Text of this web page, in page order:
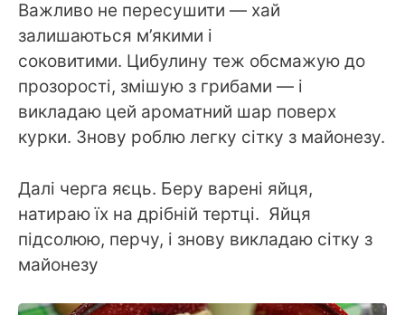
Важливо не пересушити — хай
залишаються м’якими і
соковитими. Цибулину теж обсмажую до
прозорості, змішую з грибами — і
викладаю цей ароматний шар поверх
курки. Знову роблю легку сітку з майонезу.
Далі черга яєць. Беру варені яйця,
натираю їх на дрібній тертці. Яйця
підсолюю, перчу, і знову викладаю сітку з
майонезу